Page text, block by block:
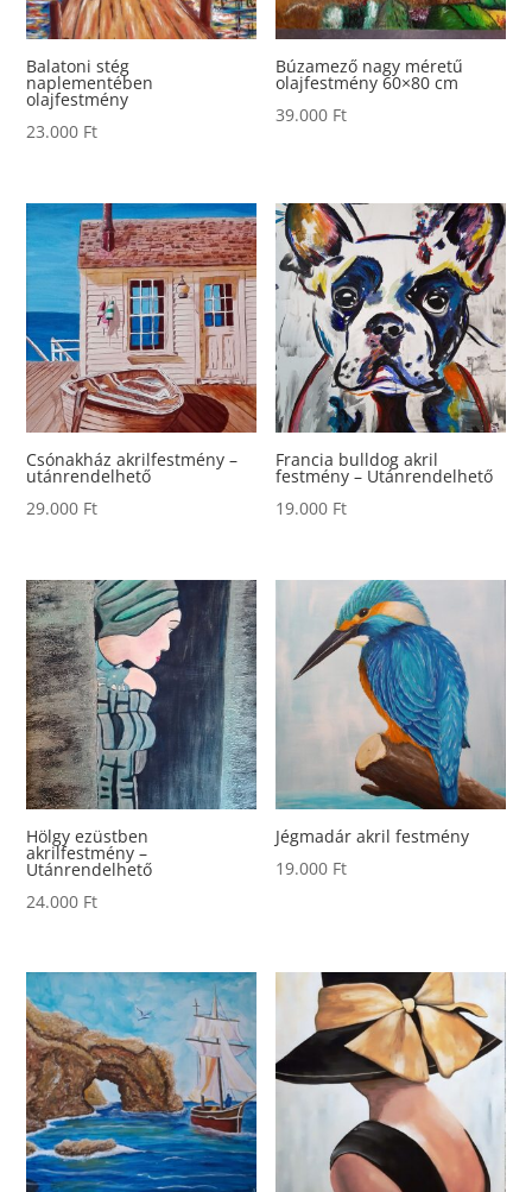
Balatoni stég
naplementében
olajfestmény
23.000 Ft
Búzamező nagy méretű
olajfestmény 60×80 cm
39.000 Ft
Csónakház akrilfestmény –
utánrendelhető
29.000 Ft
Francia bulldog akril
festmény – Utánrendelhető
19.000 Ft
Hölgy ezüstben
akrilfestmény –
Utánrendelhető
24.000 Ft
Jégmadár akril festmény
19.000 Ft